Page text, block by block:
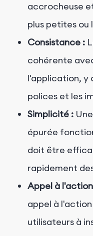
accrocheuse
plus petites ou
Consistance :
cohérente
l'application, y
polices et les
Simplicité :
épurée
doit être
rapidement
Appel à
appel à
utilisateurs à